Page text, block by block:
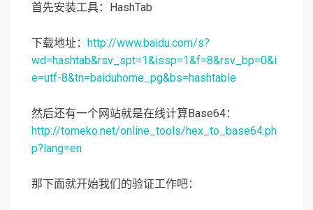
首先安装工具：HashTab
下载地址： http://www.baidu.com/s?
wd=hashtab&rsv_spt=1&issp=1&f=8&rsv_bp=0&i
e=utf-8&tn=baiduhome_pg&bs=hashtable
然后还有一个网站就是在线计算Base64：
http://tomeko.net/online_tools/hex_to_base64.ph
p?lang=en
那下面就开始我们的验证工作吧：